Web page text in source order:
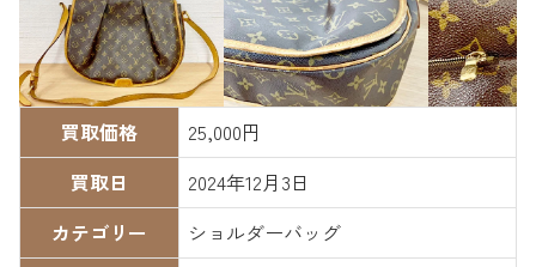
買取価格
25,000円
買取日
2024年12月3日
カテゴリー
ショルダーバッグ